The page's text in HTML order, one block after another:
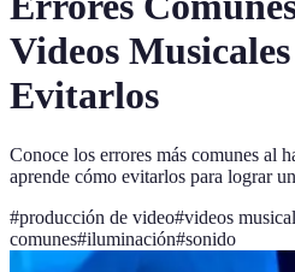
Videos
Evitarlos
Conoce los errores más comunes al
aprende cómo evitarlos para lograr
#producción de video#videos
comunes#iluminación#sonido